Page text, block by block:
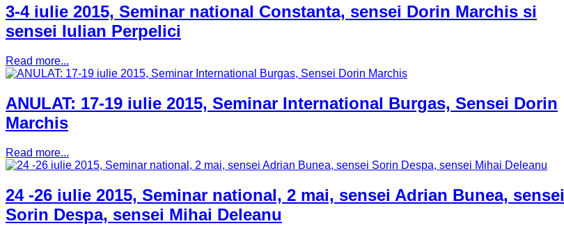
3-4 iulie 2015, Seminar national Constanta, sensei Dorin Marchis si
sensei Iulian Perpelici
Read more...
ANULAT: 17-19 iulie 2015, Seminar International Burgas, Sensei Dorin
Marchis
Read more...
24 -26 iulie 2015, Seminar national, 2 mai, sensei Adrian Bunea, sensei
Sorin Despa, sensei Mihai Deleanu